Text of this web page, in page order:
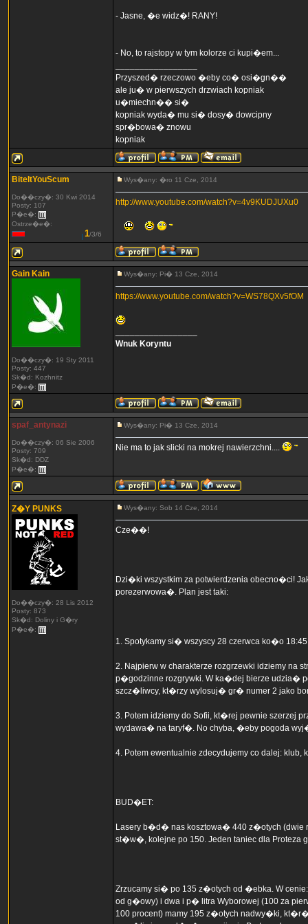
- Jasne, �e widz�! RANY!
- No, to rajstopy w tym kolorze ci kupi�em...
Przyszed� rzeczowo �eby co� osi�gn��
ale ju� w pierwszych drzwiach kopniak
u�miechn�� si�
kopniak wyda� mu si� dosy� dowcipny
spr�bowa� znowu
kopniak
BiteItYouScum
Do��czy�: 30 Kwi 2014
Posty: 107
P�e�:
Ostrze�e�:
1/3/6
Wys�any: �ro 11 Cze, 2014
http://www.youtube.com/watch?v=4v9KUDJUXu0
Gain Kain
Do��czy�: 19 Sty 2011
Posty: 447
Sk�d: Kozhnitz
P�e�:
Wys�any: Pi� 13 Cze, 2014
https://www.youtube.com/watch?v=WS78QXv5fOM
Wnuk Koryntu
spaf_antynazi
Do��czy�: 06 Sie 2006
Posty: 709
Sk�d: DDZ
P�e�:
Wys�any: Pi� 13 Cze, 2014
Nie ma to jak slicki na mokrej nawierzchni....
Z�Y PUNKS
Do��czy�: 28 Lis 2012
Posty: 873
Sk�d: Doliny i G�ry
P�e�:
Wys�any: Sob 14 Cze, 2014
Cze��!
Dzi�ki wszystkim za potwierdzenia obecno�ci!
porezerwowa�. Plan jest taki:
1. Spotykamy si� wszyscy 28 czerwca ko�o
2. Najpierw w charakterze rozgrzewki idziemy na
p�godzinne rozgrywki. W ka�dej bierze udzia�
szcz�liwcy, kt�rzy wylosuj� gr� numer 2 jako
3. Potem idziemy do Sofii, kt�rej pewnie szerzej
wydawa� na taryf�. No chyba, �eby pogoda
4. Potem ewentualnie zdecydujemy co dalej:
BUD�ET:
Lasery b�d� nas kosztowa� 440 z�otych (dwie
st�w�, kolejne po 150. Jeden taniec dla Proteza
Zrzucamy si� po 135 z�otych od �ebka. W
od g�owy) i dwa i p� litra Wyborowej (100 za
100 procent) mamy 195 z�otych nadwy�ki,